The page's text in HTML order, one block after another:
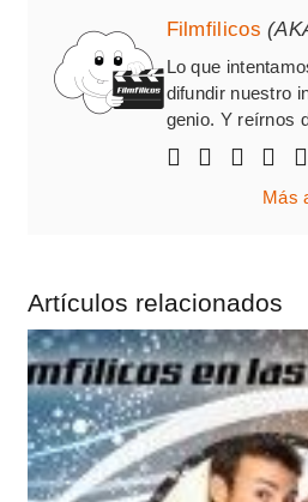
Filmfilicos
Lo que
difundir nuestro
genio. Y reírnos
Más
Artículos relacionados